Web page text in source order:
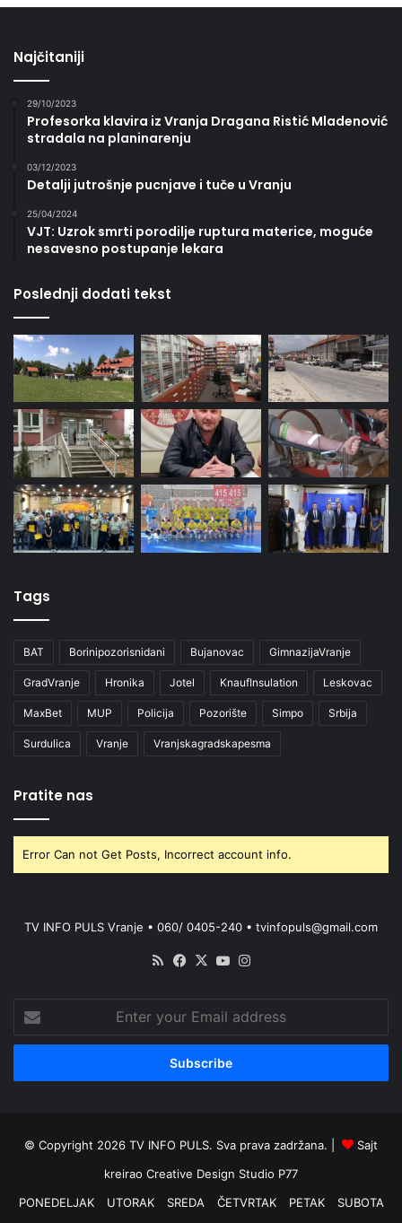
Najčitaniji
29/10/2023
Profesorka klavira iz Vranja Dragana Ristić Mladenović
stradala na planinarenju
03/12/2023
Detalji jutrošnje pucnjave i tuče u Vranju
25/04/2024
VJT: Uzrok smrti porodilje ruptura materice, moguće
nesavesno postupanje lekara
Poslednji dodati tekst
Tags
BAT Borinipozorisnidani Bujanovac GimnazijaVranje
GradVranje Hronika Jotel KnaufInsulation Leskovac
MaxBet MUP Policija Pozorište Simpo Srbija
Surdulica Vranje Vranjskagradskapesma
Pratite nas
Error Can not Get Posts, Incorrect account info.
TV INFO PULS Vranje • 060/ 0405-240 • tvinfopuls@gmail.com
RSS Facebook
X YouTube
your
Email
© Copyright 2026 TV INFO PULS. Sva prava zadržana. |
Sajt
kreirao Creative Design Studio P77
PONEDELJAK
UTORAK SREDA ČETVRTAK PETAK SUBOTA